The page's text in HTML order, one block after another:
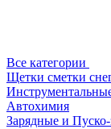
Все категории
Щетки сметки
Автохимия
Зарядные и Пуско-